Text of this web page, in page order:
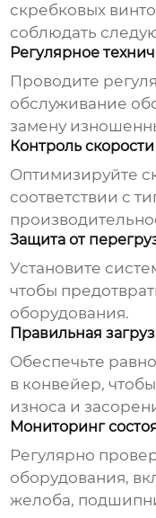
скребковых
соблюдать
Регулярное
Проводите
обслуживание
замену
Контроль
Оптимизируйте
соответствии с
Защита от
Установите
чтобы
оборудования.
Правильная
Обеспечьте
в конвейер,
износа и
Мониторинг
Регулярно
оборудования,
желоба,